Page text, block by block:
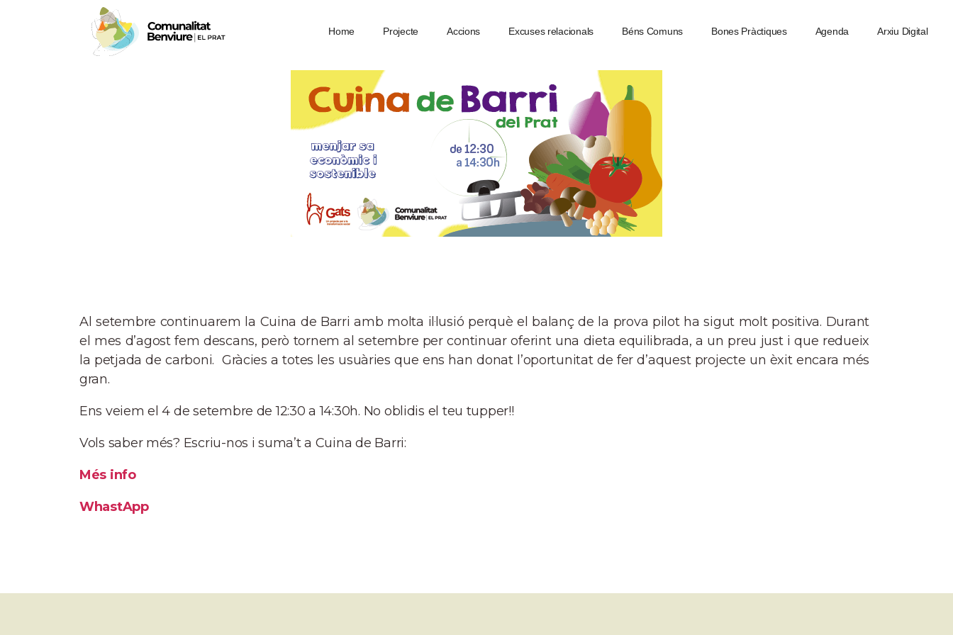
Home Projecte Accions Excuses relacionals Béns Comuns Bones Pràctiques Agenda Arxiu Digital
Al setembre continuarem la Cuina de Barri amb molta il·lusió perquè el balanç de la prova pilot ha sigut molt positiva. Durant
el mes d’agost fem descans, però tornem al setembre per continuar oferint una dieta equilibrada, a un preu just i que redueix
la petjada de carboni. Gràcies a totes les usuàries que ens han donat l’oportunitat de fer d’aquest projecte un èxit encara més
gran.
Ens veiem el 4 de setembre de 12:30 a 14:30h. No oblidis el teu tupper!!
Vols saber més? Escriu-nos i suma’t a Cuina de Barri:
Més info
WhastApp